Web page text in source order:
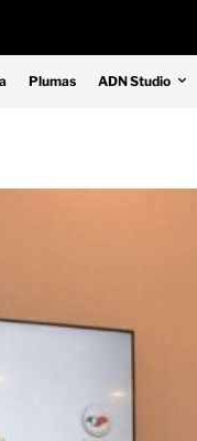
Plumas ADN Studio